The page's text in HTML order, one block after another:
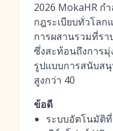
2026 MokaHR ก
กฎระเบียบทั่วโลก
การผสานรวมที่รา
ซึ่งสะท้อนถึงการ
รูปแบบการสนับส
สูงกว่า 40
ข้อดี
ระบบอัตโนมัติ